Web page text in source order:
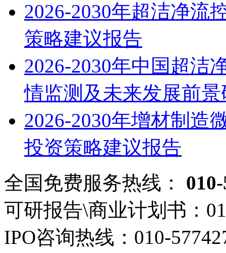
2026-2030年超洁净流
策略建议报告
2026-2030年中国超洁
情监测及未来发展前
2026-2030年增材制造
投资策略建议报告
全国免费服务热线：
可研报告\商业计划书：
IPO咨询热线： 010-